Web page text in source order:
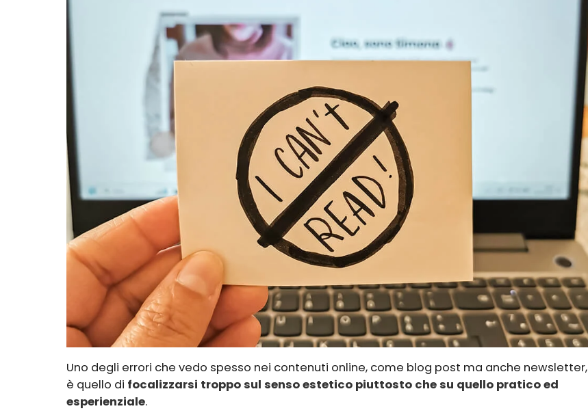
Uno degli errori che vedo spesso nei contenuti online, come blog post ma anche newsletter,
è quello di focalizzarsi troppo sul senso estetico piuttosto che su quello pratico ed
esperienziale.